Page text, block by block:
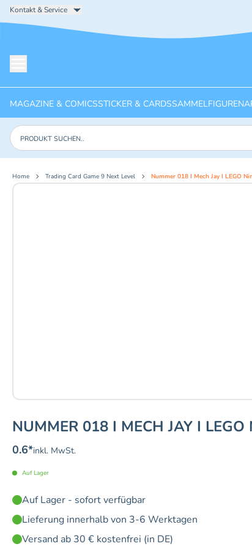
Kontakt & Service
MAGAZINE & COMICSSTICKER & CARDSSAMMELFIGUREN
Produkte suchen
Home Trading Card Game 9 Next Level Nummer 018 I Mech Jay I LEGO
NUMMER 018 I MECH JAY I
0.6*inkl. MwSt.
Auf Lager
Auf Lager - sofort verfügbar
Lieferung innerhalb von 3-6 Werktagen
Versand ab 30 € kostenfrei (in DE)